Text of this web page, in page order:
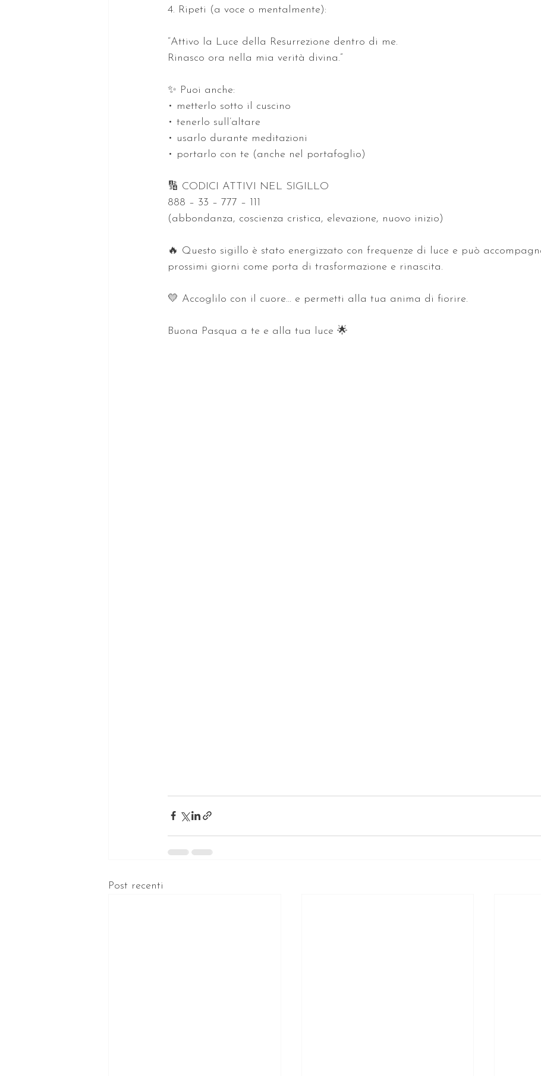
4. Ripeti (a voce o mentalmente):
“Attivo la Luce della Resurrezione dentro di me.
Rinasco ora nella mia verità divina.”
✨ Puoi anche:
• metterlo sotto il cuscino
• tenerlo sull’altare
• usarlo durante meditazioni
• portarlo con te (anche nel portafoglio)
🔢 CODICI ATTIVI NEL SIGILLO
888 – 33 – 777 – 111
(abbondanza, coscienza cristica, elevazione, nuovo inizio)
🔥 Questo sigillo è stato energizzato con frequenze di luce e può
prossimi giorni come porta di trasformazione e rinascita.
💛 Accoglilo con il cuore… e permetti alla tua anima di fiorire.
Buona Pasqua a te e alla tua luce 🌟
Post recenti